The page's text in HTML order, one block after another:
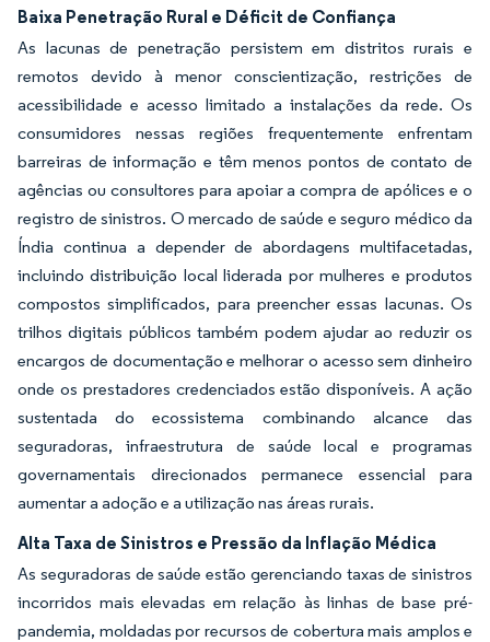
Baixa Penetração Rural e Déficit de Confiança
As lacunas de penetração persistem em distritos rurais e
remotos devido à menor conscientização, restrições de
acessibilidade e acesso limitado a instalações da rede. Os
consumidores nessas regiões frequentemente enfrentam
barreiras de informação e têm menos pontos de contato de
agências ou consultores para apoiar a compra de apólices e o
registro de sinistros. O mercado de saúde e seguro médico da
Índia continua a depender de abordagens multifacetadas,
incluindo distribuição local liderada por mulheres e produtos
compostos simplificados, para preencher essas lacunas. Os
trilhos digitais públicos também podem ajudar ao reduzir os
encargos de documentação e melhorar o acesso sem dinheiro
onde os prestadores credenciados estão disponíveis. A ação
sustentada do ecossistema combinando alcance das
seguradoras, infraestrutura de saúde local e programas
governamentais direcionados permanece essencial para
aumentar a adoção e a utilização nas áreas rurais.
Alta Taxa de Sinistros e Pressão da Inflação Médica
As seguradoras de saúde estão gerenciando taxas de sinistros
incorridos mais elevadas em relação às linhas de base pré-
pandemia, moldadas por recursos de cobertura mais amplos e